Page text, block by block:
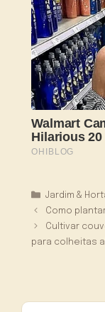
Categorias
Jardim &
Como
Cultivar
para colheitas